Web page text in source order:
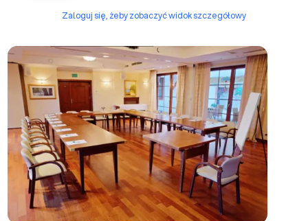
Zaloguj się, żeby zobaczyć widok szczegółowy
Sala konferencyjna